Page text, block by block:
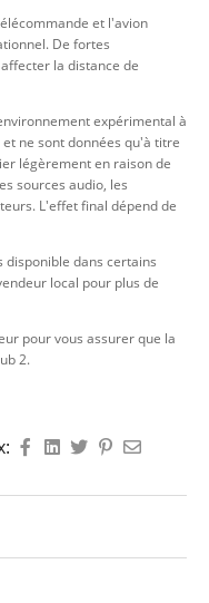
et l'avion
De fortes
la distance de
expérimental à
ne sont données qu'à titre
légèrement en raison de
sources audio, les
L'effet final dépend de
disponible dans certains
local pour plus de
pour vous assurer que la
2.